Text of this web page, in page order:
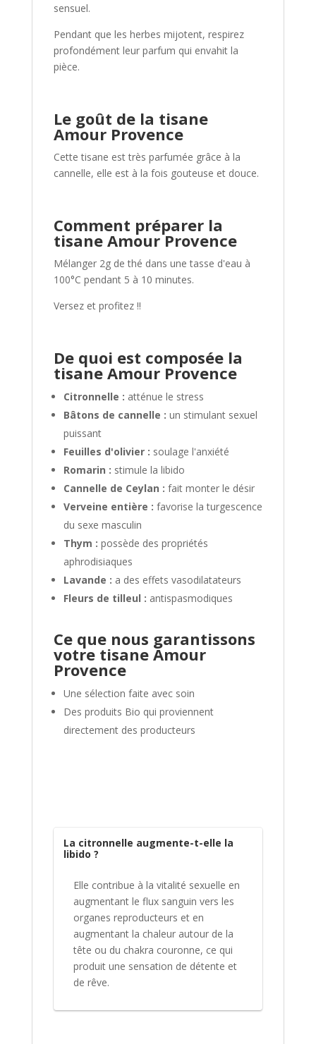
sensuel.
Pendant que les herbes mijotent, respirez
profondément leur parfum qui envahit la
pièce.
Le goût de la tisane
Amour Provence
Cette tisane est très parfumée grâce à la
cannelle, elle est à la fois gouteuse et douce.
Comment préparer la
tisane Amour Provence
Mélanger 2g de thé dans une tasse d'eau à
100°C pendant 5 à 10 minutes.
Versez et profitez !!
De quoi est composée la
tisane Amour Provence
Citronnelle : atténue le stress
Bâtons de cannelle : un stimulant sexuel
puissant
Feuilles d'olivier : soulage l'anxiété
Romarin : stimule la libido
Cannelle de Ceylan : fait monter le désir
Verveine entière : favorise la turgescence
du sexe masculin
Thym : possède des propriétés
aphrodisiaques
Lavande : a des effets vasodilatateurs
Fleurs de tilleul : antispasmodiques
Ce que nous garantissons
votre tisane Amour
Provence
Une sélection faite avec soin
Des produits Bio qui proviennent
directement des producteurs
La citronnelle augmente-t-elle la
libido ?
Elle contribue à la vitalité sexuelle en
augmentant le flux sanguin vers les
organes reproducteurs et en
augmentant la chaleur autour de la
tête ou du chakra couronne, ce qui
produit une sensation de détente et
de rêve.